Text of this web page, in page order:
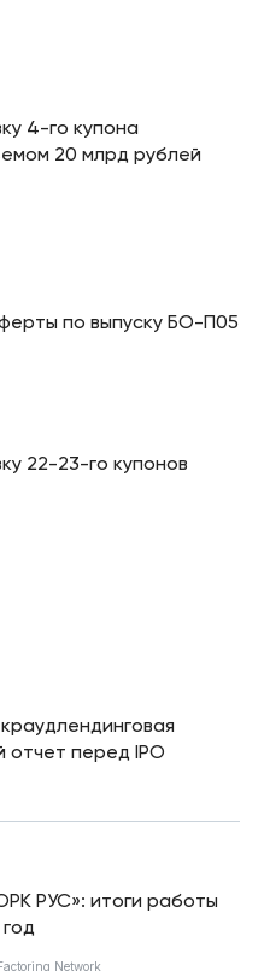
4-го купона
20 млрд рублей
по выпуску БО-П05
22-23-го купонов
отчет перед IPO
РУС»: итоги работы
Network